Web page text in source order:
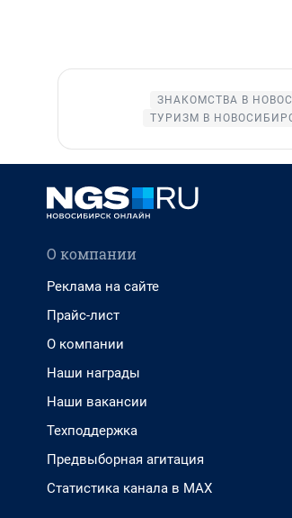
ЗНАКОМСТВА В
ТУРИЗМ В
О компании
Реклама на сайте
Прайс-лист
О компании
Наши награды
Наши вакансии
Техподдержка
Предвыборная агитация
Статистика канала в MAX